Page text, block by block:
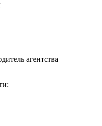
агентства